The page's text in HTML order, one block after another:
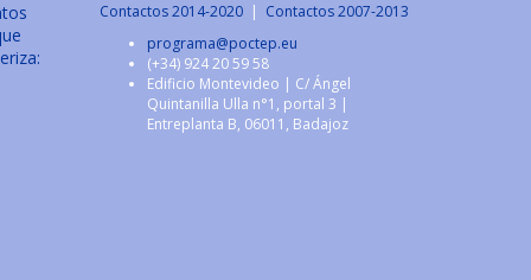
Contactos 2014-2020| Contactos 2007-2013
programa@poctep.eu
(+34) 924 20 59 58
Edificio Montevideo | C/ Ángel
Quintanilla Ulla n°1, portal 3 |
Entreplanta B, 06011, Badajoz